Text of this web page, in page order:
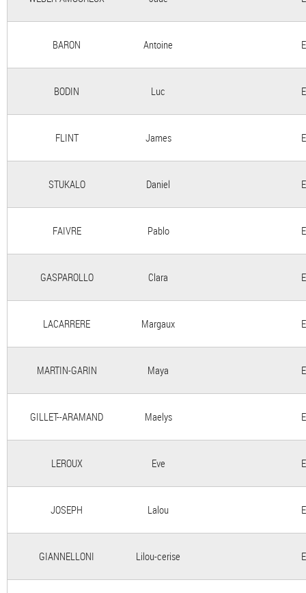
BARON Antoine
BODIN Luc
FLINT James
STUKALO Daniel
FAIVRE Pablo
GASPAROLLO Clara
LACARRERE Margaux
MARTIN-GARIN Maya
GILLET--ARAMAND Maelys
LEROUX Eve
JOSEPH Lalou
GIANNELLONI Lilou-cerise